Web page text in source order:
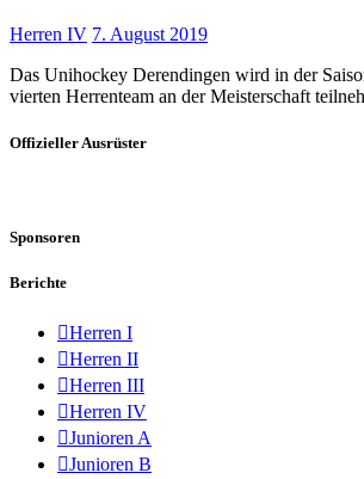
Herren IV 7. August 2019
Das Unihockey Derendingen wird in der
vierten Herrenteam an der Meisterschaft
Offizieller Ausrüster
Sponsoren
Berichte
Herren I
Herren II
Herren III
Herren IV
Junioren A
Junioren B